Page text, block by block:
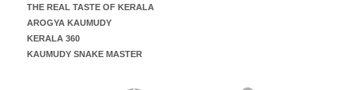
THE REAL TASTE OF KERALA
AROGYA KAUMUDY
KERALA 360
KAUMUDY SNAKE MASTER